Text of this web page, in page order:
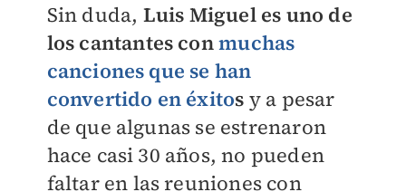
Sin duda, Luis Miguel es uno de
los cantantes conmuchas
canciones que se han
convertido en éxitos y a pesar
de que algunas se estrenaron
hace casi 30 años, no pueden
faltar en las reuniones con